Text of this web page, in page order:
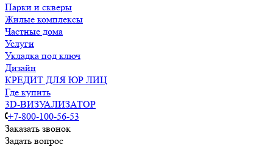
Парки и скверы
Жилые комплексы
Частные дома
Услуги
Укладка под ключ
Дизайн
КРЕДИТ ДЛЯ ЮР ЛИЦ
Где купить
3D-ВИЗУАЛИЗАТОР
+7-800-100-56-53
Заказать звонок
Задать вопрос